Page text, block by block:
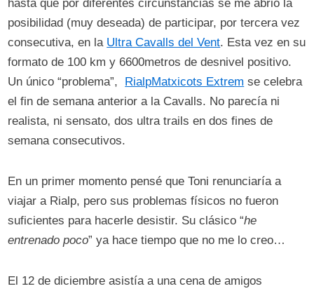
hasta que por diferentes circunstancias se me abrió la
posibilidad (muy deseada) de participar, por tercera vez
consecutiva, en la Ultra Cavalls del Vent. Esta vez en su
formato de 100 km y 6600metros de desnivel positivo.
Un único “problema”, RialpMatxicots Extrem se celebra
el fin de semana anterior a la Cavalls. No parecía ni
realista, ni sensato, dos ultra trails en dos fines de
semana consecutivos.
En un primer momento pensé que Toni renunciaría a
viajar a Rialp, pero sus problemas físicos no fueron
suficientes para hacerle desistir. Su clásico “he
entrenado poco” ya hace tiempo que no me lo creo…
El 12 de diciembre asistía a una cena de amigos